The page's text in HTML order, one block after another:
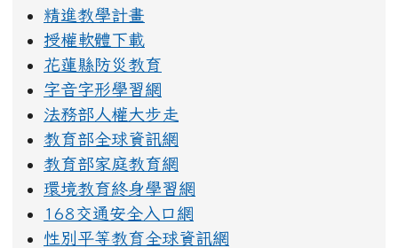
精進教學計畫
授權軟體下載
花蓮縣防災教育
字音字形學習網
法務部人權大步走
教育部全球資訊網
教育部家庭教育網
環境教育終身學習網
168交通安全入口網
性別平等教育全球資訊網